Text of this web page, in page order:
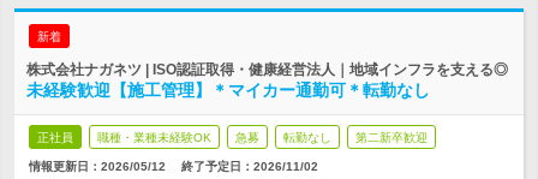
新着
株式会社ナガネツ | ISO認証取得・健康経営法人｜地域インフラを支える◎
未経験歓迎【施工管理】＊マイカー通勤可＊転勤なし
正社員 職種・業種未経験OK 急募 転勤なし 第二新卒歓迎
情報更新日：2026/05/12 終了予定日： 2026/11/02